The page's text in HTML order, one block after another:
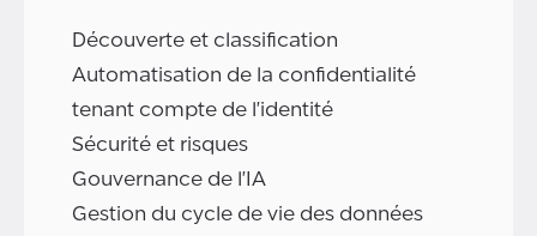
Découverte et classification
Automatisation de la confidentialité
tenant compte de l'identité
Sécurité et risques
Gouvernance de l'IA
Gestion du cycle de vie des données